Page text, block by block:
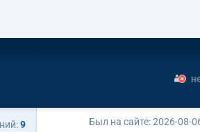
9
Был на сайте:2026-08-